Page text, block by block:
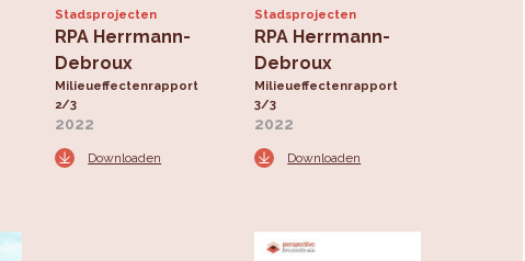
Stadsprojecten
RPA Herrmann-
Debroux
Milieueffectenrapport
2/3
2022
Downloaden
Stadsprojecten
RPA Herrmann-
Debroux
Milieueffectenrapport
3/3
2022
Downloaden